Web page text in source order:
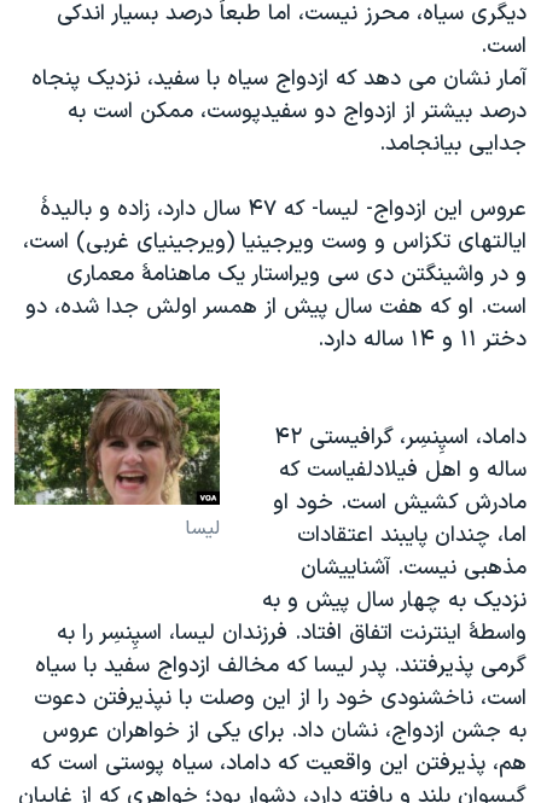
دیگری سیاه، محرز نیست، اما طبعاً درصد بسیار اندکی
است.
آمار نشان می دهد که ازدواج سیاه با سفید، نزدیک پنجاه
درصد بیشتر از ازدواج دو سفیدپوست، ممکن است به
جدایی بیانجامد.
عروس این ازدواج- لیسا- که ۴۷ سال دارد، زاده و بالیدۀ
ایالتهای تکزاس و وست ویرجینیا (ویرجینیای غربی) است،
و در واشینگتن دی سی ویراستار یک ماهنامۀ معماری
است. او که هفت سال پیش از همسر اولش جدا شده، دو
دختر ۱۱ و ۱۴ ساله دارد.
لیسا
داماد، اسپِنسِر، گرافیستی ۴۲
ساله و اهل فیلادلفیاست که
مادرش کشیش است. خود او
اما، چندان پایبند اعتقادات
مذهبی نیست. آشناییشان
نزدیک به چهار سال پیش و به
واسطۀ اینترنت اتفاق افتاد. فرزندان لیسا، اسپِنسِر را به
گرمی پذیرفتند. پدر لیسا که مخالف ازدواج سفید با سیاه
است، ناخشنودی خود را از این وصلت با نپذیرفتن دعوت
به جشن ازدواج، نشان داد. برای یکی از خواهران عروس
هم، پذیرفتن این واقعیت که داماد، سیاه پوستی است که